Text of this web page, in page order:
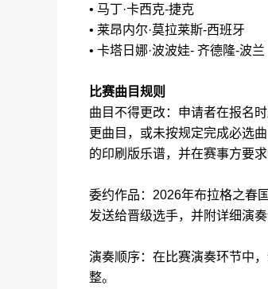
• 马丁·卡西克-捷克
• 莱昂内尔·莫拉莱斯-西班牙
• 卡塔日娜·波波娃- 齐德隆-波兰
比赛曲目规则
曲目不得更改：申请者在报名
更曲目，或未按规定完成必选
的印刷版乐谱，并在赛事方要求
委约作品：2026年布拉格之春
发送给晋级选手，并附详细演
演奏顺序：在比赛演奏环节中
整。